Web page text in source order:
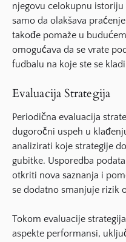
njegovu celokupnu
samo da olakšava
takođe pomaže u
omogućava da se vrate
fudbalu na koje ste se
Evaluacija Strategija
Periodična evaluacija
dugoročni uspeh u
analizirati koje strategije
gubitke. Usporedba
otkriti nova saznanja i
se dodatno smanjuje rizik
Tokom evaluacije
aspekte performansi,